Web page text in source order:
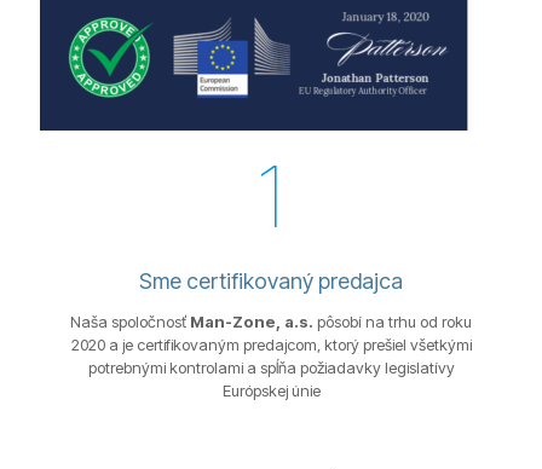
1
Sme certifikovaný predajca
Naša spoločnosť Man-Zone, a.s. pôsobí na trhu od roku
2020 a je certifikovaným predajcom, ktorý prešiel všetkými
potrebnými kontrolami a spĺňa požiadavky legislatívy
Európskej únie